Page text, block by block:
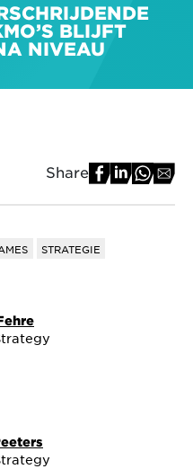
BLIJFT
NIVEAU
Share
STRATEGIE